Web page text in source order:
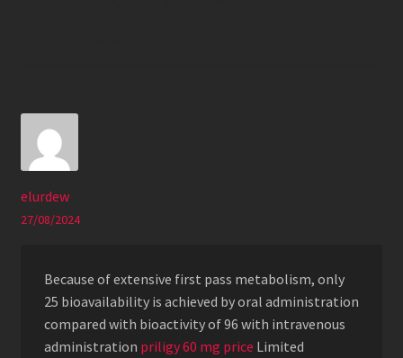
elurdew
27/08/2024
Because of extensive first pass metabolism, only
25 bioavailability is achieved by oral administration
compared with bioactivity of 96 with intravenous
administration priligy 60 mg price Limited